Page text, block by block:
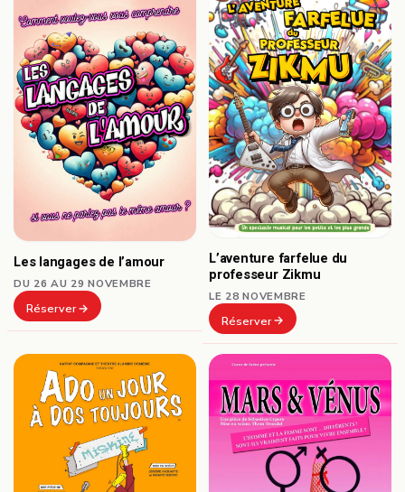
Les langages de l’amour
DU 26 AU 29 NOVEMBRE
Réserver
L’aventure farfelue du
professeur Zikmu
LE 28 NOVEMBRE
Réserver